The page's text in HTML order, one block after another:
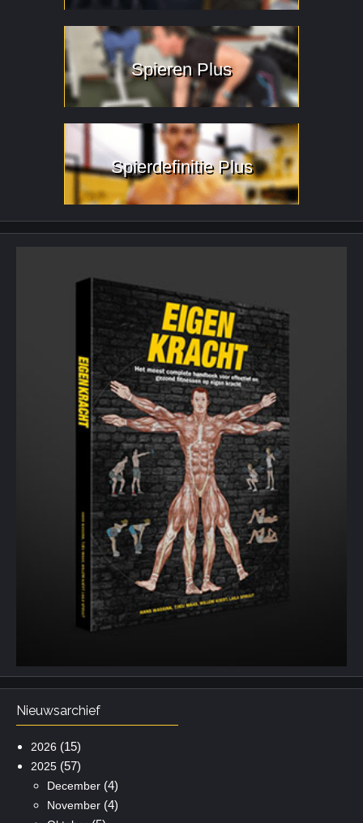
Spieren Plus
Spierdefinitie Plus
Nieuwsarchief
2026 (15)
2025(57)
December(4)
November(4)